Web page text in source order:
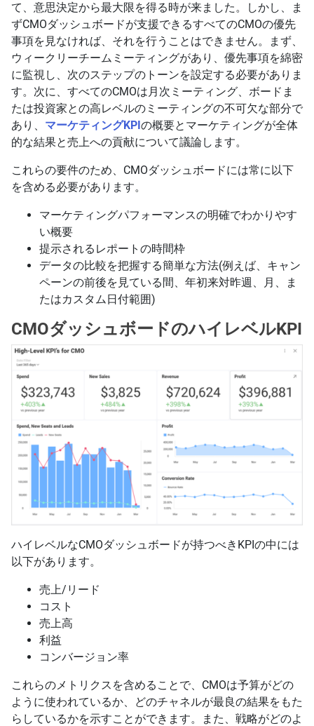
て、意思決定から最大限を得る時が来ました。しかし、ま
ずCMOダッシュボードが支援できるすべてのCMOの優先
事項を見なければ、それを行うことはできません。まず、
ウィークリーチームミーティングがあり、優先事項を綿密
に監視し、次のステップのトーンを設定する必要がありま
す。次に、すべてのCMOは月次ミーティング、ボードま
たは投資家との高レベルのミーティングの不可欠な部分で
あり、 マーケティングKPI の概要とマーケティングが全体
的な結果と売上への貢献について議論します。
これらの要件のため、CMOダッシュボードには常に以下
を含める必要があります。
マーケティングパフォーマンスの明確でわかりやす
い概要
提示されるレポートの時間枠
データの比較を把握する簡単な方法(例えば、キャン
ペーンの前後を見ている間、年初来対昨週、月、ま
たはカスタム日付範囲)
CMOダッシュボードのハイレベルKPI
ハイレベルなCMOダッシュボードが持つべきKPIの中には
以下があります。
売上/リード
コスト
売上高
利益
コンバージョン率
これらのメトリクスを含めることで、CMOは予算がどの
ように使われているか、どのチャネルが最良の結果をもた
らしているかを示すことができます。また、戦略がどのよ